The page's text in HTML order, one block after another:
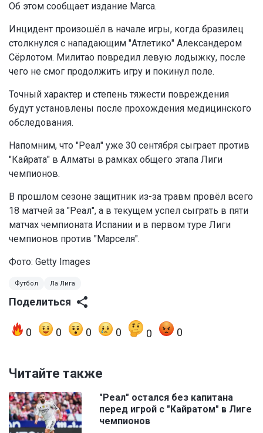
Об этом сообщает издание Marca.
Инцидент произошёл в начале игры, когда бразилец
столкнулся с нападающим "Атлетико" Александером
Сёрлотом. Милитао повредил левую лодыжку, после
чего не смог продолжить игру и покинул поле.
Точный характер и степень тяжести повреждения
будут установлены после прохождения медицинского
обследования.
Напомним, что "Реал" уже 30 сентября сыграет против
"Кайрата" в Алматы в рамках общего этапа Лиги
чемпионов.
В прошлом сезоне защитник из-за травм провёл всего
18 матчей за "Реал", а в текущем успел сыграть в пяти
матчах чемпионата Испании и в первом туре Лиги
чемпионов против "Марселя".
Фото: Getty Images
Футбол Ла Лига
Поделиться
0 0 0 0 0 0
Читайте также
"Реал" остался без капитана
перед игрой с "Кайратом" в Лиге
чемпионов